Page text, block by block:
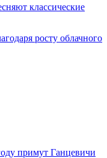
классические
росту облачного
примут Ганцевичи